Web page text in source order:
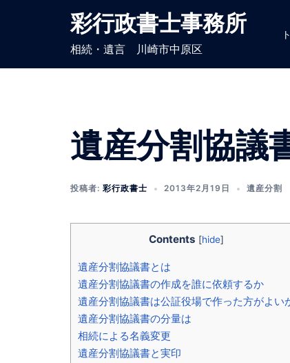
彩行政書士事務所
相続・遺言 川崎市中原区
遺産分割協議
投稿者: 彩行政書士 2013年2月19日 遺産分割
Contents [hide]
遺産分割協議書とは
遺産分割協議書の作成を誰に依頼するか
遺産分割協議書は公証役場で作った方がよい
遺産分割協議書の分量は
相続による名義変更
遺産分割協議書と実印